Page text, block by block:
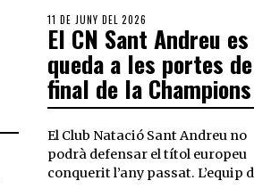
11 DE JUNY DEL 2026
El CN Sant Andreu es
queda a les portes
final de la Champions
El Club Natació Sant Andreu no
podrà defensar el títol europeu
conquerit l’any passat. L’equip